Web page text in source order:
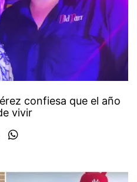
confiesa que el año
vivir